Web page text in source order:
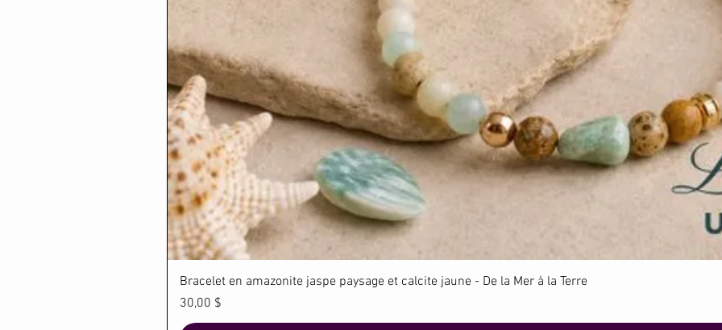
Aperçu rapide
Bracelet en amazonite jaspe paysage et calcite jaune - De la Mer à la Terre
Prix
30,00 $